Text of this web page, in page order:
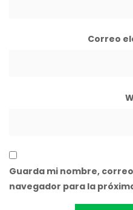
Correo
Guarda mi nombre,
navegador para la